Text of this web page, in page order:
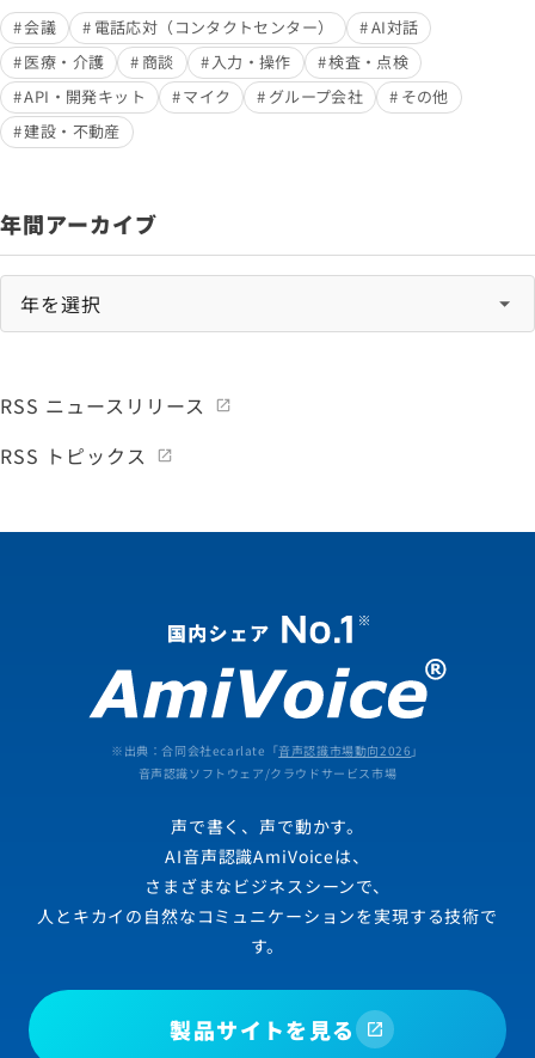
会議 電話応対（コンタクトセンター）
AI対話
医療・介護
商談 入力・操作
検査・点検
API・開発キット
マイク グループ会社
その他
建設・不動産
年間アーカイブ
RSS ニュースリリース
RSS トピックス
※出典：合同会社ecarlate「音声認識市場動向2026 」
音声認識ソフトウェア/クラウドサービス市場
声で書く、声で動かす。
AI音声認識AmiVoiceは、
さまざまなビジネスシーンで、
人とキカイの自然なコミュニケーションを実現する技術で
す。
製品サイトを見る